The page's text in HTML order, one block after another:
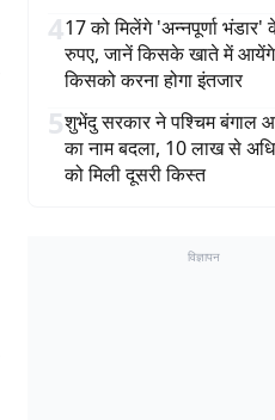
417 को मिलेंगे 'अन्नपूर्णा
रुपए, जानें किसके खाते में
किसको करना होगा इंतजार
5शुभेंदु सरकार ने पश्चिम बंगाल
का नाम बदला, 10 लाख से
को मिली दूसरी किस्त
विज्ञापन